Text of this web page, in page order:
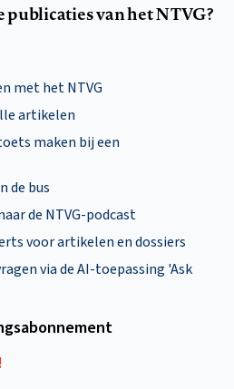
van het NTVG?
met het NTVG
artikelen
maken bij een
de bus
de NTVG-podcast
voor artikelen en dossiers
via de AI-toepassing 'Ask